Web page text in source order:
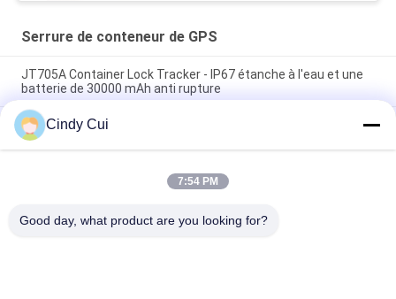
Serrure de conteneur de GPS
JT705A Container Lock Tracker - IP67 étanche à l'eau et une
batterie de 30000 mAh anti rupture
Jointech JT705C Conteneur Personnalisable Caméra GPS
Cadenas Vidéo Surveillance des Marchandises de Haute
Valeur Dispositif de Suivi de Verrouillage
La serrure électronique IP67 de conteneur de JT701 GPS
Cindy Cui
7:54 PM
Good day, what product are you looking for?